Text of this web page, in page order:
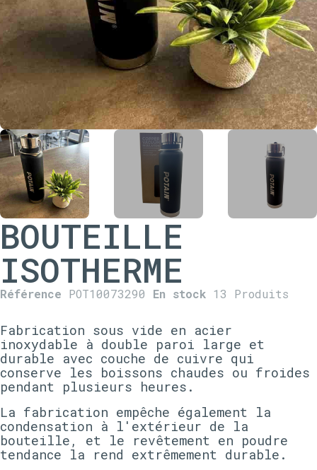
BOUTEILLE
ISOTHERME
Référence POT10073290 En stock 13 Produits
Fabrication sous vide en acier
inoxydable à double paroi large et
durable avec couche de cuivre qui
conserve les boissons chaudes ou froides
pendant plusieurs heures.
La fabrication empêche également la
condensation à l'extérieur de la
bouteille, et le revêtement en poudre
tendance la rend extrêmement durable.